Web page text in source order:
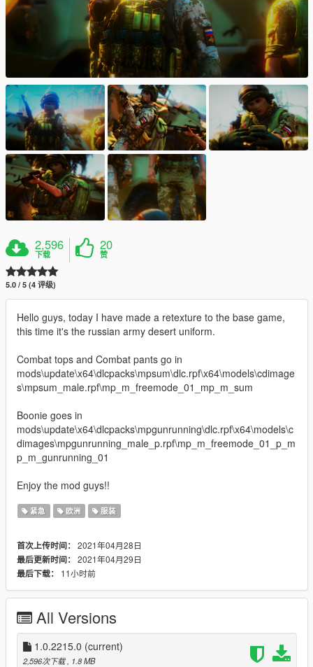
2,596
下载
20
赞
5.0 / 5 (4 评级)
Hello guys, today I have made a retexture to the base game,
this time it's the russian army desert uniform.
Combat tops and Combat pants go in
mods\update\x64\dlcpacks\mpsum\dlc.rpf\x64\models\cdimage
s\mpsum_male.rpf\mp_m_freemode_01_mp_m_sum
Boonie goes in
mods\update\x64\dlcpacks\mpgunrunning\dlc.rpf\x64\models\c
dimages\mpgunrunning_male_p.rpf\mp_m_freemode_01_p_m
p_m_gunrunning_01
Enjoy the mod guys!!
紧急 欧洲 服装
首次上传时间： 2021年04月28日
最后更新时间： 2021年04月29日
最后下载：
11小时前
All Versions
1.0.2215.0 (current)
2,596次下载 , 1.8 MB